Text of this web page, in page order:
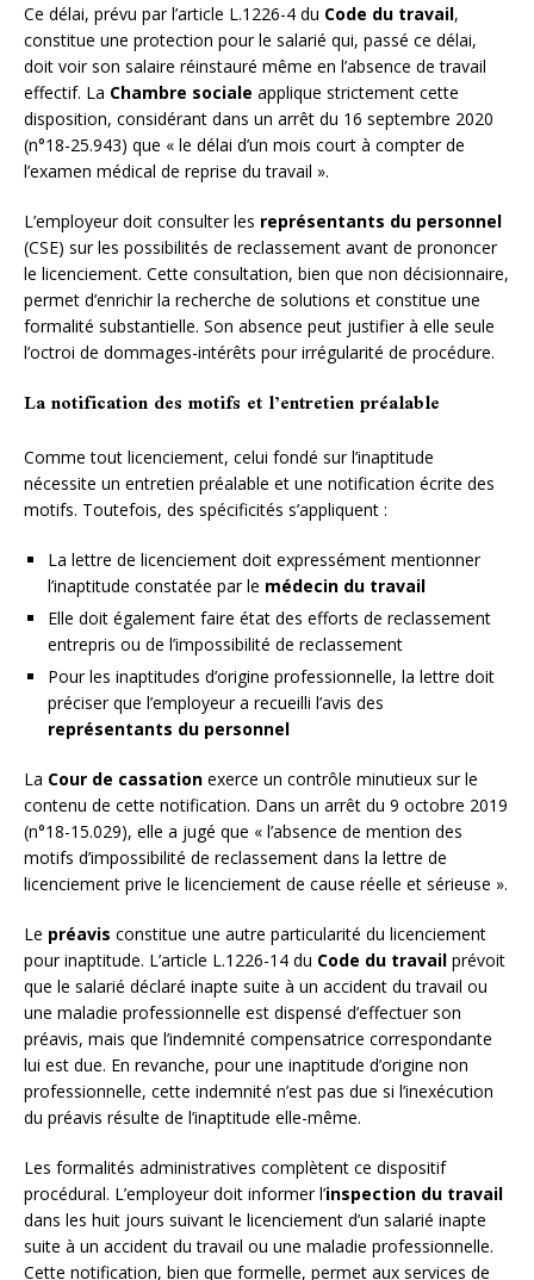
Ce délai, prévu par l’article L.1226-4 du Code du travail,
constitue une protection pour le salarié qui, passé ce délai,
doit voir son salaire réinstauré même en l’absence de travail
effectif. La Chambre sociale applique strictement cette
disposition, considérant dans un arrêt du 16 septembre 2020
(n°18-25.943) que « le délai d’un mois court à compter de
l’examen médical de reprise du travail ».
L’employeur doit consulter les représentants du personnel
(CSE) sur les possibilités de reclassement avant de prononcer
le licenciement. Cette consultation, bien que non décisionnaire,
permet d’enrichir la recherche de solutions et constitue une
formalité substantielle. Son absence peut justifier à elle seule
l’octroi de dommages-intérêts pour irrégularité de procédure.
La notification des motifs et l’entretien préalable
Comme tout licenciement, celui fondé sur l’inaptitude
nécessite un entretien préalable et une notification écrite des
motifs. Toutefois, des spécificités s’appliquent :
La lettre de licenciement doit expressément mentionner
l’inaptitude constatée par le médecin du travail
Elle doit également faire état des efforts de reclassement
entrepris ou de l’impossibilité de reclassement
Pour les inaptitudes d’origine professionnelle, la lettre doit
préciser que l’employeur a recueilli l’avis des
représentants du personnel
La Cour de cassation exerce un contrôle minutieux sur le
contenu de cette notification. Dans un arrêt du 9 octobre 2019
(n°18-15.029), elle a jugé que « l’absence de mention des
motifs d’impossibilité de reclassement dans la lettre de
licenciement prive le licenciement de cause réelle et sérieuse ».
Le préavis constitue une autre particularité du licenciement
pour inaptitude. L’article L.1226-14 du Code du travail prévoit
que le salarié déclaré inapte suite à un accident du travail ou
une maladie professionnelle est dispensé d’effectuer son
préavis, mais que l’indemnité compensatrice correspondante
lui est due. En revanche, pour une inaptitude d’origine non
professionnelle, cette indemnité n’est pas due si l’inexécution
du préavis résulte de l’inaptitude elle-même.
Les formalités administratives complètent ce dispositif
procédural. L’employeur doit informer l’inspection du travail
dans les huit jours suivant le licenciement d’un salarié inapte
suite à un accident du travail ou une maladie professionnelle.
Cette notification, bien que formelle, permet aux services de